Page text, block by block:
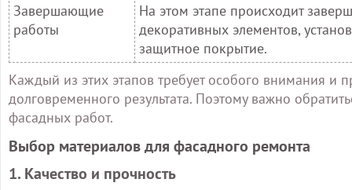
Завершающие
работы
На этом этапе происходит
декоративных элементов,
защитное покрытие.
Каждый из этих этапов требует особого внимания и
долговременного результата. Поэтому важно
фасадных работ.
Выбор материалов для фасадного ремонта
1. Качество и прочность